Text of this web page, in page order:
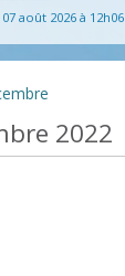
août 2026 à 12h06
2022